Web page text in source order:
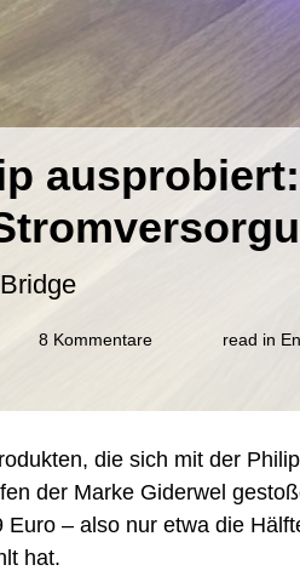
8 Kommentarezu
ausprobiert:
mit
ZigBee
und
read in
die sich mit der
der Marke Giderwel
– also nur etwa die
hat.